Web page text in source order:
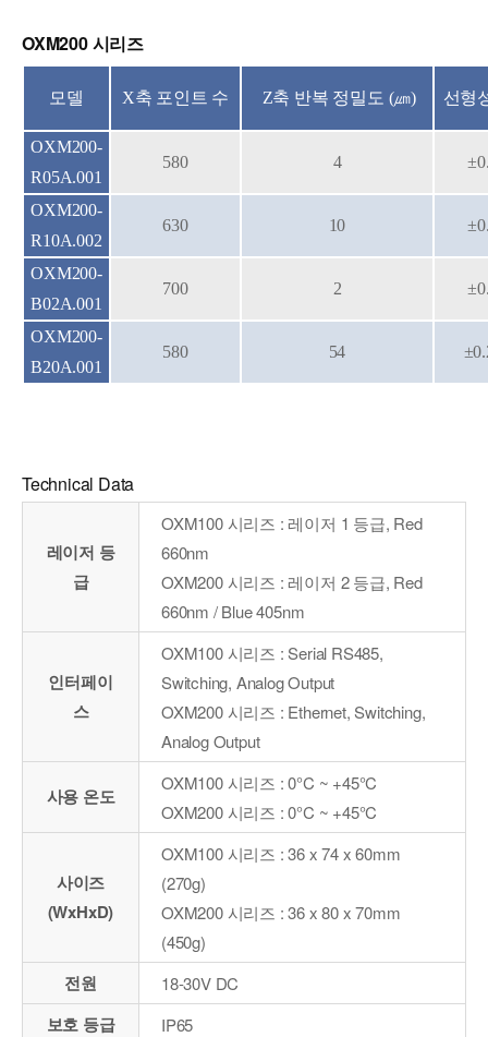
OXM200 시리즈
모델 X축 포인트 수 Z축 반복 정밀도 (㎛) 선형
OXM200-
R05A.001
580 4
OXM200-
R10A.002
630 10
OXM200-
B02A.001
700 2
OXM200-
B20A.001
580 54
Technical Data
레이저 등
급
OXM100 시리즈 : 레이저 1 등급, Red
660nm
OXM200 시리즈 : 레이저 2 등급, Red
660nm / Blue 405nm
인터페이
스
OXM100 시리즈 : Serial RS485,
Switching, Analog Output
OXM200 시리즈 : Ethernet, Switching,
Analog Output
사용 온도
OXM100 시리즈 : 0°C ~ +45°C
OXM200 시리즈 : 0°C ~ +45°C
사이즈
(WxHxD)
OXM100 시리즈 : 36 x 74 x 60mm
(270g)
OXM200 시리즈 : 36 x 80 x 70mm
(450g)
전원 18-30V DC
보호 등급 IP65